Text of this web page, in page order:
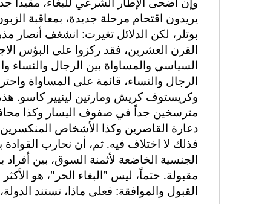
بوتلر، لكن الدلائل تغيرت: انشغف أنصار
القرن العشرين، فقد ركزوا على البؤس
السياسي والمساواة بين الرجال والنساء
الرجال والنساء، قائمة على المساواة
وكريستوف كريش ومارتين لينيير كاسو.
مترسخين جداً في صفوف اليسار وكذا
دعارة القاصرين وكذا الأشخاص المنكسرين
فذلك لا اختلاف فيه. ثم، أن نحارب القوادة
الجنسية الخاضعة لأثمنة السوق، بين
مقبولة. حتماً، ليس "البغاء الحر"، هو
القبول والموافقة: فعلى ماذا، تستند